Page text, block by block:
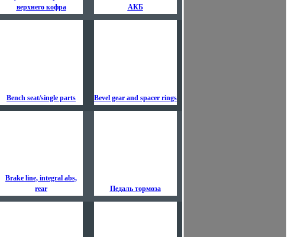
верхнего кофра
АКБ
Bench seat/single parts Bevel gear and spacer rings
Brake line, integral abs,
rear
Педаль тормоза